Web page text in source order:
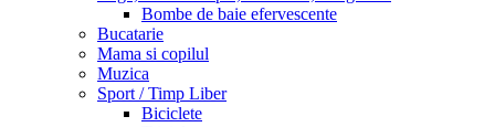
Bombe de baie efervescente
Bucatarie
Mama si copilul
Muzica
Sport / Timp Liber
Biciclete